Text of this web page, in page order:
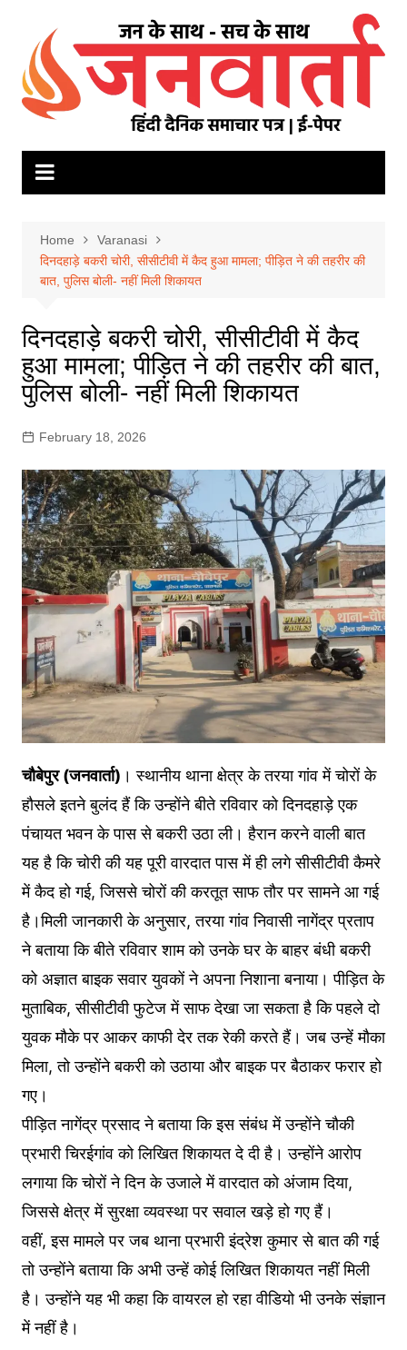
content
Home
Varanasi
दिनदहाड़े बकरी चोरी, सीसीटीवी में कैद हुआ मामला; पीड़ित ने की तहरीर की
बात, पुलिस बोली- नहीं मिली शिकायत
दिनदहाड़े बकरी चोरी, सीसीटीवी में कैद
हुआ मामला; पीड़ित ने की तहरीर की बात,
पुलिस बोली- नहीं मिली शिकायत
February 18, 2026
चौबेपुर (जनवार्ता) । स्थानीय थाना क्षेत्र के तरया गांव में चोरों के
हौसले इतने बुलंद हैं कि उन्होंने बीते रविवार को दिनदहाड़े एक
पंचायत भवन के पास से बकरी उठा ली। हैरान करने वाली बात
यह है कि चोरी की यह पूरी वारदात पास में ही लगे सीसीटीवी कैमरे
में कैद हो गई, जिससे चोरों की करतूत साफ तौर पर सामने आ गई
है।मिली जानकारी के अनुसार, तरया गांव निवासी नागेंद्र प्रताप
ने बताया कि बीते रविवार शाम को उनके घर के बाहर बंधी बकरी
को अज्ञात बाइक सवार युवकों ने अपना निशाना बनाया। पीड़ित के
मुताबिक, सीसीटीवी फुटेज में साफ देखा जा सकता है कि पहले दो
युवक मौके पर आकर काफी देर तक रेकी करते हैं। जब उन्हें मौका
मिला, तो उन्होंने बकरी को उठाया और बाइक पर बैठाकर फरार हो
गए।
पीड़ित नागेंद्र प्रसाद ने बताया कि इस संबंध में उन्होंने चौकी
प्रभारी चिरईगांव को लिखित शिकायत दे दी है। उन्होंने आरोप
लगाया कि चोरों ने दिन के उजाले में वारदात को अंजाम दिया,
जिससे क्षेत्र में सुरक्षा व्यवस्था पर सवाल खड़े हो गए हैं।
वहीं, इस मामले पर जब थाना प्रभारी इंद्रेश कुमार से बात की गई
तो उन्होंने बताया कि अभी उन्हें कोई लिखित शिकायत नहीं मिली
है। उन्होंने यह भी कहा कि वायरल हो रहा वीडियो भी उनके संज्ञान
में नहीं है।